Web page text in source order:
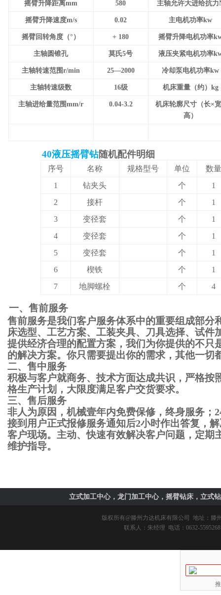
摇臂升降距离mm 580 主轴允许大进给抗力
摇臂升降速度m/s 0.02 主电机功率kw
摇臂回转角度（°） + 180 摇臂升降电机功率
主轴圆锥孔 莫氏5号 液压夹紧电机功率
主轴转速范围r/min 25—2000 冷却泵电机功率kw
主轴转速级数 16级 机床重量（约） kg
主轴进给量范围mm/r 0.04-3.2
机床轮廓尺寸（长×
高）
40液压摇臂钻随机配件明细
序号 名称 规格型号 单位
数量
1
钻夹头 个
1
2
接杆 个
1
3
变径套 个
1
4
变径套 个
1
5
变径套 个
1
6
楔铁 个
1
7
地脚螺栓 个 4
一、售前服务
售前服务是我们客户服务体系中的重要组成部分
床选型、工艺方案、工装夹具、刀具选择、试件
提供经济合理的配置方案，我们为你提供的不只
的解决方案。你只需要提出你的需求，其他一切
二、售中服务
积极与客户就商务、技术方面达成共识，严格按
格生产计划，大限度满足客户交货要求。
三、售后服务
非人为原因，机械壹年内免费保修，终身服务；
接到用户正式报修服务通知后2小时作出答复，
客户现场。主动、快速有效解决客户问题，定期
维护指导。
立式加工中心，龙门加工中心，摇臂钻床，立式
版权所有@滕州力达机床有限公司
地址：滕
联系人：朱经理 电话：0632-